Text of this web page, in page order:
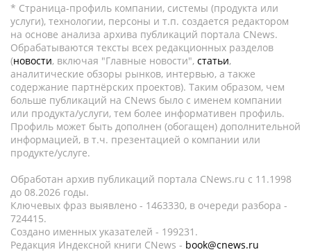
* Страница-профиль компании, системы (продукта или
услуги), технологии, персоны и т.п. создается редактором
на основе анализа архива публикаций портала CNews.
Обрабатываются тексты всех редакционных разделов
(новости, включая "Главные новости", статьи,
аналитические обзоры рынков, интервью, а также
содержание партнёрских проектов). Таким образом, чем
больше публикаций на CNews было с именем компании
или продукта/услуги, тем более информативен профиль.
Профиль может быть дополнен (обогащен) дополнительной
информацией, в т.ч. презентацией о компании или
продукте/услуге.
Обработан архив публикаций портала CNews.ru c 11.1998
до 08.2026 годы.
Ключевых фраз выявлено - 1463330, в очереди разбора -
724415.
Создано именных указателей - 199231.
Редакция Индексной книги CNews - book@cnews.ru